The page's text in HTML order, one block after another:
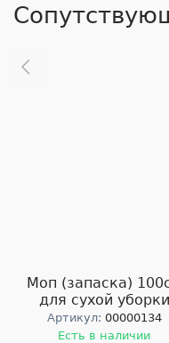
Моп (запаска)
для сухой уборки
хлопок Middle
Артикул: 00000134
Есть в наличии